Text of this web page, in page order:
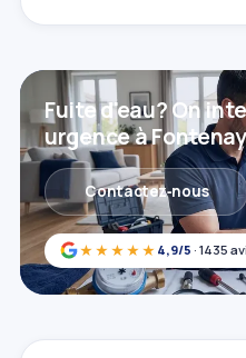
★★★★★ 4,9/5 · 1435
Fuite d'eau? On
urgence à
Contactez‑nous